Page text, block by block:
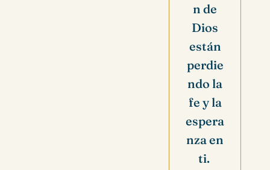
n de
Dios
están
perdie
ndo la
fe y la
espera
nza en
ti.